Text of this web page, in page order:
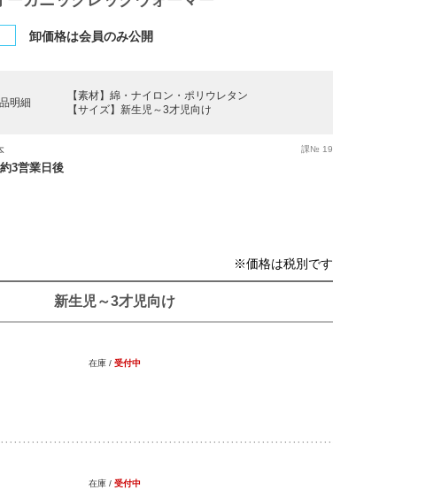
卸価格は会員のみ公開
明細
【素材】綿・ナイロン・ポリウレタン
【サイズ】新生児～3才児向け
3営業日後
課№ 19
新生児～3才児向け
在庫 / 受付中
在庫 / 受付中
※価格は税別です